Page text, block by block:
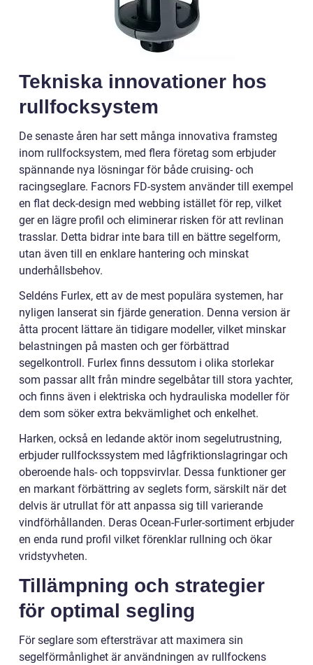
Tekniska innovationer hos
rullfocksystem
De senaste åren har sett många innovativa framsteg
inom rullfocksystem, med flera företag som erbjuder
spännande nya lösningar för både cruising- och
racingseglare. Facnors FD-system använder till exempel
en flat deck-design med webbing istället för rep, vilket
ger en lägre profil och eliminerar risken för att revlinan
trasslar. Detta bidrar inte bara till en bättre segelform,
utan även till en enklare hantering och minskat
underhållsbehov.
Seldéns Furlex, ett av de mest populära systemen, har
nyligen lanserat sin fjärde generation. Denna version är
åtta procent lättare än tidigare modeller, vilket minskar
belastningen på masten och ger förbättrad
segelkontroll. Furlex finns dessutom i olika storlekar
som passar allt från mindre segelbåtar till stora yachter,
och finns även i elektriska och hydrauliska modeller för
dem som söker extra bekvämlighet och enkelhet.
Harken, också en ledande aktör inom segelutrustning,
erbjuder rullfockssystem med lågfriktionslagringar och
oberoende hals- och toppsvirvlar. Dessa funktioner ger
en markant förbättring av seglets form, särskilt när det
delvis är utrullat för att anpassa sig till varierande
vindförhållanden. Deras Ocean-Furler-sortiment erbjuder
en enda rund profil vilket förenklar rullning och ökar
vridstyvheten.
Tillämpning och strategier
för optimal segling
För seglare som eftersträvar att maximera sin
segelförmånlighet är användningen av rullfockens